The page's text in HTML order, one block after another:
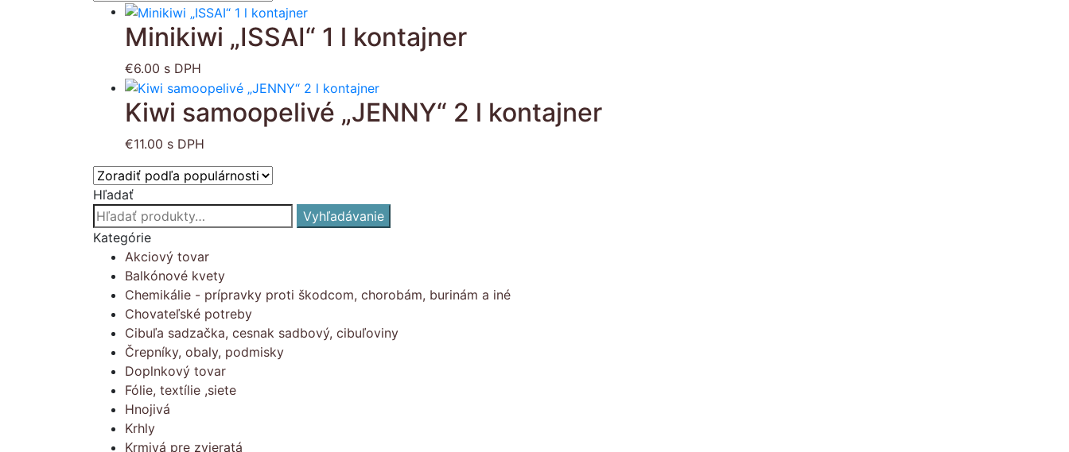
Minikiwi „ISSAI“ 1 l kontajner
€6.00 s DPH
Kiwi samoopelivé „JENNY“ 2 l kontajner
€11.00 s DPH
Hľadať
Hľadať:
Vyhľadávanie
Kategórie
Akciový tovar
Balkónové kvety
Chemikálie - prípravky proti škodcom, chorobám, burinám a iné
Chovateľské potreby
Cibuľa sadzačka, cesnak sadbový, cibuľoviny
Črepníky, obaly, podmisky
Doplnkový tovar
Fólie, textílie ,siete
Hnojivá
Krhly
Krmivá pre zvieratá